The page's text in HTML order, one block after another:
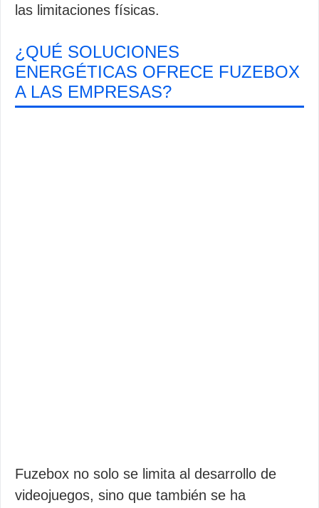
las limitaciones físicas.
¿QUÉ SOLUCIONES
ENERGÉTICAS OFRECE FUZEBOX
A LAS EMPRESAS?
Fuzebox no solo se limita al desarrollo de
videojuegos, sino que también se ha